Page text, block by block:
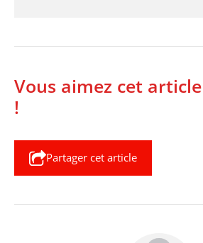
Vous aimez cet
!
Partager cet article